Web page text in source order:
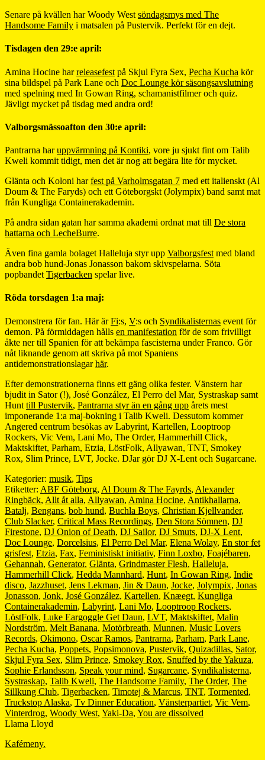
Senare på kvällen har Woody West söndagsmys med The
Handsome Family i matsalen på Pustervik. Perfekt för en dejt.
Tisdagen den 29:e april:
Amina Hocine harreleasefest på Skjul Fyra Sex, Pecha Kucha kör
sina bildspel på Park Lane och Doc Lounge kör säsongsavslutning
med spelning med In Gowan Ring, schamanistfilmer och quiz.
Jävligt mycket på tisdag med andra ord!
Valborgsmässoafton den 30:e april:
Pantrarna haruppvärmning på Kontiki, vore ju sjukt fint om Talib
Kweli kommit tidigt, men det är nog att begära lite för mycket.
Glänta och Koloni harfest på Varholmsgatan 7 med ett italienskt (Al
Doum & The Faryds) och ett Göteborgskt (Jolympix) band samt mat
från Kungliga Containerakademin.
På andra sidan gatan har samma akademi ordnat mat till De stora
hattarna och LecheBurre.
Även fina gamla bolaget Halleluja styr upp Valborgsfest med bland
andra bob hund-Jonas Jonasson bakom skivspelarna. Söta
popbandet Tigerbacken spelar live.
Röda torsdagen 1:a maj:
Demonstrera för fan. Här ärFi:s, V:s och Syndikalisternas event för
demon. På förmiddagen hålls en manifestation för de som frivilligt
åkte ner till Spanien för att bekämpa fascisterna under Franco. Gör
nåt liknande genom att skriva på mot Spaniens
antidemonstrationslagarhär.
Efter demonstrationerna finns ett gäng olika fester. Vänstern har
bjudit in Sator (!), José González, El Perro del Mar, Systraskap samt
Hunt till Pustervik, Pantrarna styr än en gång upp årets mest
imponerande 1:a maj-bokning i Talib Kweli. Dessutom kommer
Angered centrum besökas av Labyrint, Kartellen, Looptroop
Rockers, Vic Vem, Lani Mo, The Order, Hammerhill Click,
Maktskiftet, Parham, Etzia, LöstFolk, Allyawan, TNT, Smokey
Rox, Slim Prince, LVT, Jocke. DJar gör DJ X-Lent och Sugarcane.
Kategorier: musik, Tips
Etiketter: ABF Göteborg, Al Doum & The Fayrds, Alexander
Ringbäck, Allt åt alla, Allyawan, Amina Hocine, Antikhallarna,
Batalj, Bengans, bob hund, Buchla Boys, Christian Kjellvander,
Club Slacker, Critical Mass Recordings, Den Stora Sömnen, DJ
Firestone, DJ Onion of Death, DJ Sailor, DJ Smuts, DJ-X Lent,
Doc Lounge, Dorcelsius, El Perro Del Mar, Elena Wolay, En stor fet
grisfest, Etzia, Fax, Feministiskt initiativ, Finn Loxbo, Foajébaren,
Gehannah, Generator, Glänta, Grindmaster Flesh, Halleluja,
Hammerhill Click, Hedda Mannhard, Hunt, In Gowan Ring, Indie
disco, Jazzhuset, Jens Lekman, Jin & Daun, Jocke, Jolympix, Jonas
Jonasson, Jonk, José González, Kartellen, Knæegt, Kungliga
Containerakademin, Labyrint, Lani Mo, Looptroop Rockers,
LöstFolk, Luke Eargoggle Get Daun, LVT, Maktskiftet, Malin
Nordström, Melt Banana, Motörbreath, Munnen, Music Lovers
Records, Okimono, Oscar Ramos, Pantrarna, Parham, Park Lane,
Pecha Kucha, Poppets, Popsimonova, Pustervik, Quizadillas, Sator,
Skjul Fyra Sex, Slim Prince, Smokey Rox, Snuffed by the Yakuza,
Sophie Erlandsson, Speak your mind, Sugarcane, Syndikalisterna,
Systraskap, Talib Kweli, The Handsome Family, The Order, The
Sillkung Club, Tigerbacken, Timotej & Marcus, TNT, Tormented,
Truckstop Alaska, Tv Dinner Education, Vänsterpartiet, Vic Vem,
Vinterdrog, Woody West, Yaki-Da, You are dissolved
Llama Lloyd
Kafémeny.